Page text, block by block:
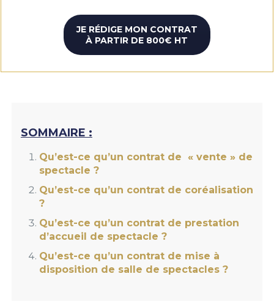
JE RÉDIGE MON CONTRAT
À PARTIR DE 800€ HT
SOMMAIRE :
Qu’est-ce qu’un contrat de « vente » de
spectacle ?
Qu’est-ce qu’un contrat de coréalisation
?
Qu’est-ce qu’un contrat de prestation
d’accueil de spectacle ?
Qu’est-ce qu’un contrat de mise à
disposition de salle de spectacles ?